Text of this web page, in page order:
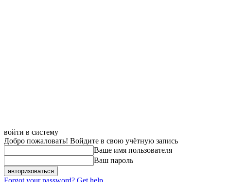
войти в систему
Добро пожаловать! Войдите в свою учётную запись
Ваше имя пользователя
Ваш пароль
Forgot your password? Get help